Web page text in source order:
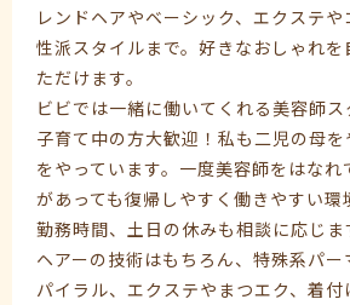
レンドヘアやベーシック、エクステ
性派スタイルまで。好きなおしゃれを
ただけます。
ビビでは一緒に働いてくれる美容師
子育て中の方大歓迎！私も二児の母
をやっています。一度美容師をはなれ
があっても復帰しやすく働きやすい環
勤務時間、土日の休みも相談に応じま
ヘアーの技術はもちろん、特殊系パー
パイラル、エクステやまつエク、着付